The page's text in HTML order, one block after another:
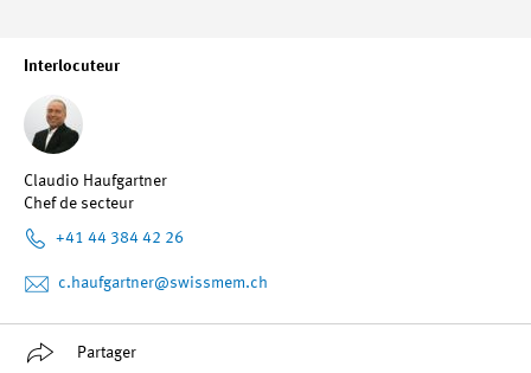
Interlocuteur
Claudio Haufgartner
Chef de secteur
+41 44 384 42 26
c.haufgartner@swissmem.ch
Partager